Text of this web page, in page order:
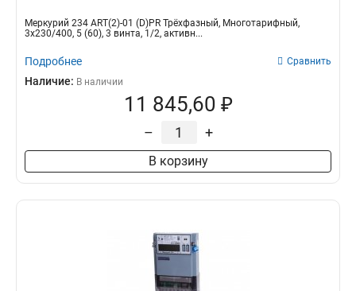
Меркурий 234 ART(2)-01 (D)PR Трёхфазный, Многотарифный,
3x230/400, 5 (60), 3 винта, 1/2, активн...
Подробнее Сравнить
Наличие: В наличии
11 845,60 ₽
– +
В корзину